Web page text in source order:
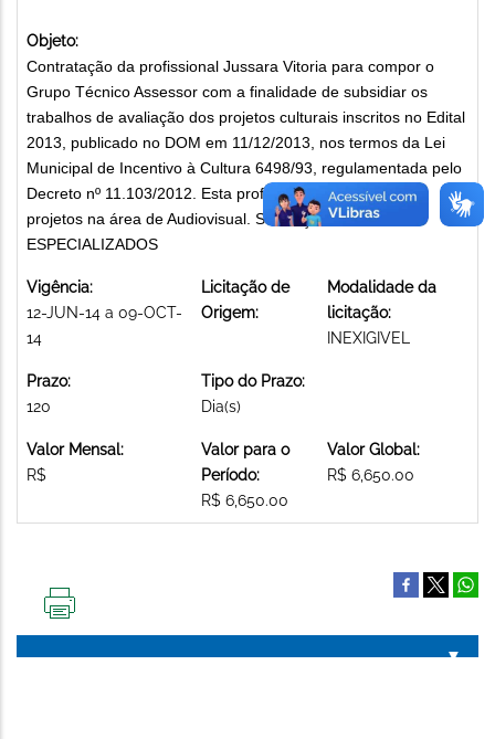
Objeto:
Contratação da profissional Jussara Vitoria para compor o
Grupo Técnico Assessor com a finalidade de subsidiar os
trabalhos de avaliação dos projetos culturais inscritos no Edital
2013, publicado no DOM em 11/12/2013, nos termos da Lei
Municipal de Incentivo à Cultura 6498/93, regulamentada pelo
Decreto nº 11.103/2012. Esta profissional irá analisar os
projetos na área de Audiovisual. SERVIÇOS TÉCNICOS
ESPECIALIZADOS
Vigência:
12-JUN-14 a 09-OCT-
14
Licitação de
Origem:
Modalidade da
licitação:
INEXIGIVEL
Prazo:
120
Tipo do Prazo:
Dia(s)
Valor Mensal:
R$
Valor para o
Período:
R$ 6,650.00
Valor Global:
R$ 6,650.00
PÁGINA